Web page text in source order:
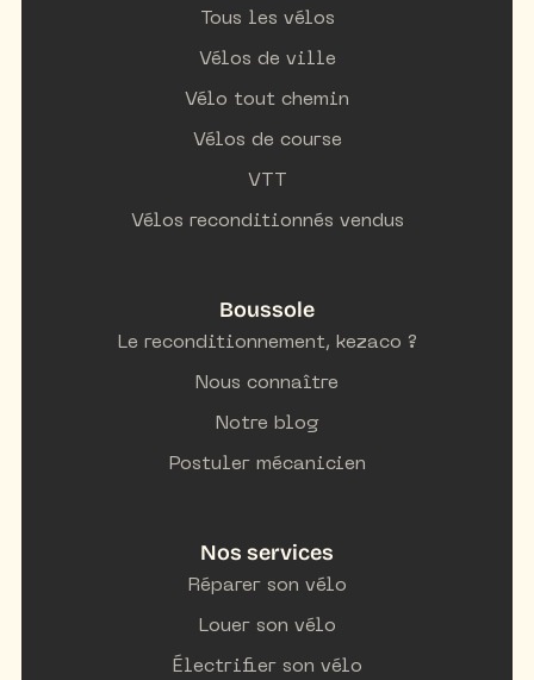
Tous les vélos
Vélos de ville
Vélo tout chemin
Vélos de course
VTT
Vélos reconditionnés vendus
Boussole
Le reconditionnement, kezaco ?
Nous connaître
Notre blog
Postuler mécanicien
Nos services
Réparer son vélo
Louer son vélo
Électrifier son vélo